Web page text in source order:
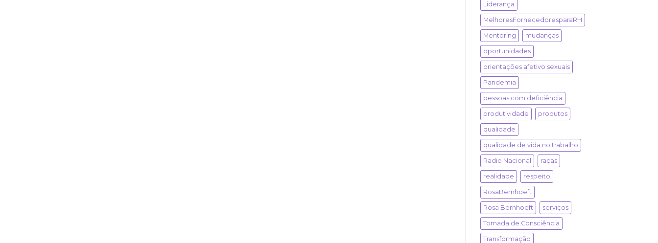
Liderança
MelhoresFornecedoresparaRH
Mentoring mudanças
oportunidades
orientações afetivo sexuais
Pandemia
pessoas com deficiência
produtividade produtos
qualidade
qualidade de vida no trabalho
Radio Nacional raças
realidade respeito
RosaBernhoeft
Rosa Bernhoeft serviços
Tomada de Consciência
Transformação